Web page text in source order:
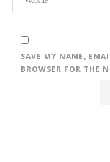
SAVE MY NAME,
BROWSER FOR THE